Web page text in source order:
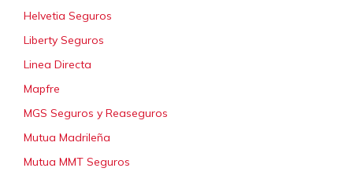
Helvetia Seguros
Liberty Seguros
Linea Directa
Mapfre
MGS Seguros y Reaseguros
Mutua Madrileña
Mutua MMT Seguros